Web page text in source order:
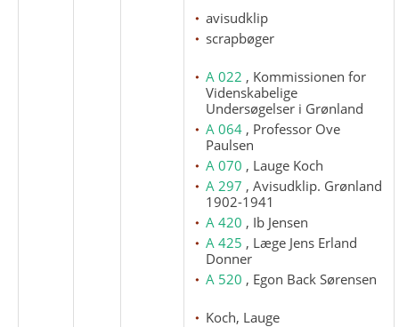
avisudklip
scrapbøger
A 022 , Kommissionen for
Videnskabelige
Undersøgelser i Grønland
A 064 , Professor Ove
Paulsen
A 070 , Lauge Koch
A 297 , Avisudklip. Grønland
1902-1941
A 420 , Ib Jensen
A 425 , Læge Jens Erland
Donner
A 520 , Egon Back Sørensen
Koch, Lauge